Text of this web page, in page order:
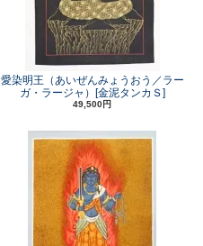
愛染明王（あいぜんみょうおう／ラー
ガ・ラージャ）[金泥タンカＳ]
49,500円